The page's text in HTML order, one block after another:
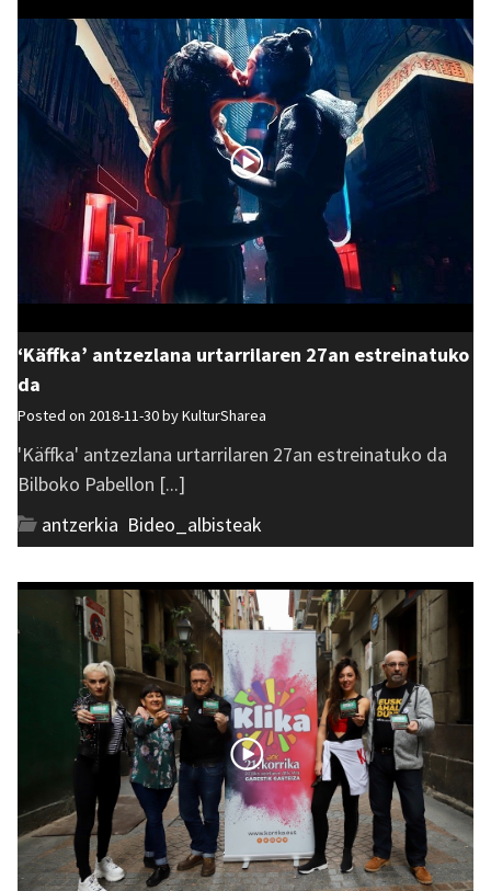
‘Käffka’ antzezlana urtarrilaren 27an estreinatuko
da
Posted on 2018-11-30 byKulturSharea
'Käffka' antzezlana urtarrilaren 27an estreinatuko da
Bilboko Pabellon [...]
antzerkia Bideo_albisteak